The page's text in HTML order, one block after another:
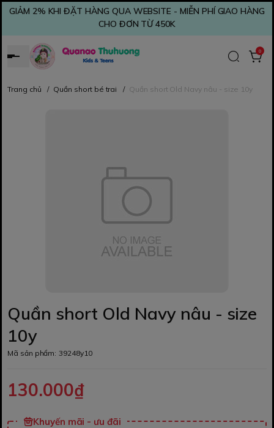
GIẢM 2% KHI ĐẶT HÀNG QUA WEBSITE - MIỄN PHÍ GIAO HÀNG
CHO ĐƠN TỪ 450K
0
Trang chủ / Quần short bé trai / Quần short Old Navy nâu - size 10y
Quần short Old Navy nâu - size
10y
Mã sản phẩm: 39248y10
130.000₫
Khuyến mãi - ưu đãi